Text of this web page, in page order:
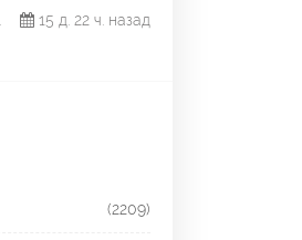
15 д. 22 ч. назад
(2209)